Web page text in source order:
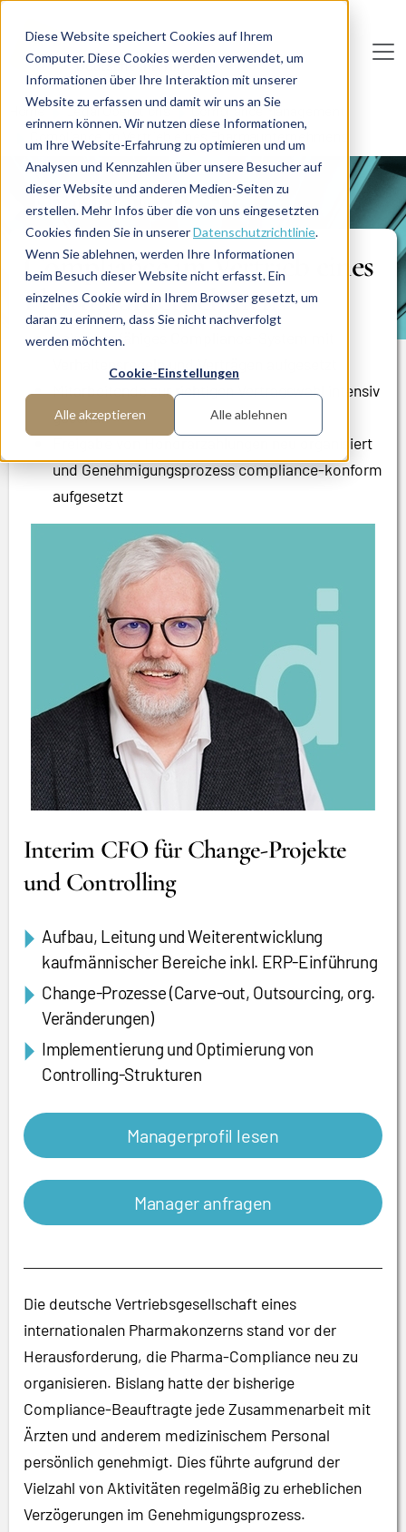
Diese Website speichert Cookies auf Ihrem
Computer. Diese Cookies werden verwendet, um
Informationen über Ihre Interaktion mit unserer
Website zu erfassen und damit wir uns an Sie
erinnern können. Wir nutzen diese Informationen,
um Ihre Website-Erfahrung zu optimieren und um
Analysen und Kennzahlen über unsere Besucher auf
dieser Website und anderen Medien-Seiten zu
erstellen. Mehr Infos über die von uns eingesetzten
Cookies finden Sie in unsererDatenschutzrichtlinie.
Wenn Sie ablehnen, werden Ihre Informationen
beim Besuch dieser Website nicht erfasst. Ein
einzelnes Cookie wird in Ihrem Browser gesetzt, um
daran zu erinnern, dass Sie nicht nachverfolgt
werden möchten.
Cookie-Einstellungen
Alle akzeptieren Alle ablehnen
Deutsc he InterimAG
Home Legal Operations
Compliance Management
Compliance im Vertrieb eines Pharmaunternehmens
PROJEKTBERICHT
Compliance im Vertrieb eines
Pharmaunternehmens
Leistungsfähiges Compliance-System mit
Verhaltensregeln und Verträgen aufgesetzt
Mitarbeitende zur richtigen Vertragswahl intensiv
geschult
Freigabe von Honorarzahlungen neu organisiert
und Genehmigungsprozess compliance-konform
aufgesetzt
Interim CFO für Change-Projekte
und Controlling
Aufbau, Leitung und Weiterentwicklung
kaufmännischer Bereiche inkl. ERP-Einführung
Change-Prozesse (Carve-out, Outsourcing, org.
Veränderungen)
Implementierung und Optimierung von
Controlling-Strukturen
Managerprofil lesen
Manager anfragen
Die deutsche Vertriebsgesellschaft eines
internationalen Pharmakonzerns stand vor der
Herausforderung, die Pharma-Compliance neu zu
organisieren. Bislang hatte der bisherige
Compliance-Beauftragte jede Zusammenarbeit mit
Ärzten und anderem medizinischem Personal
persönlich genehmigt. Dies führte aufgrund der
Vielzahl von Aktivitäten regelmäßig zu erheblichen
Verzögerungen im Genehmigungsprozess.